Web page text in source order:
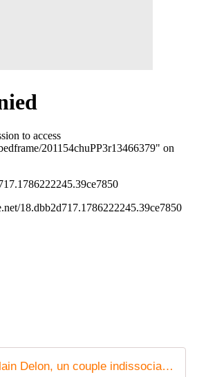
Mireille Darc et Alain Delon, un couple indissociable